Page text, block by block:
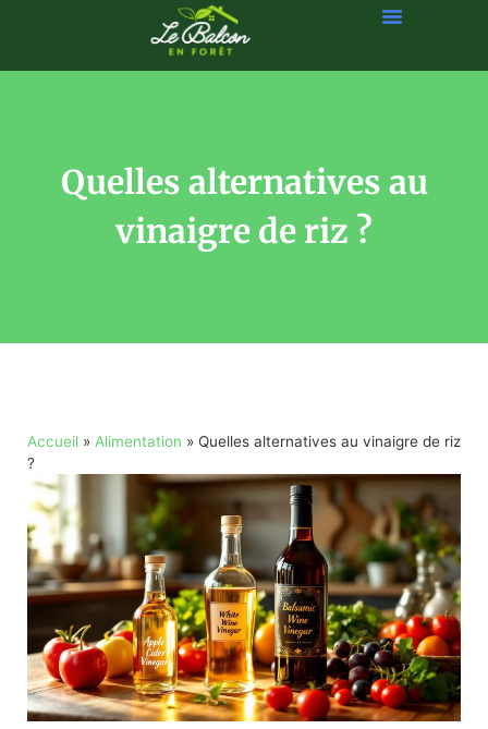
Quelles alternatives au
vinaigre de riz ?
Accueil » Alimentation » Quelles alternatives au vinaigre de riz
?